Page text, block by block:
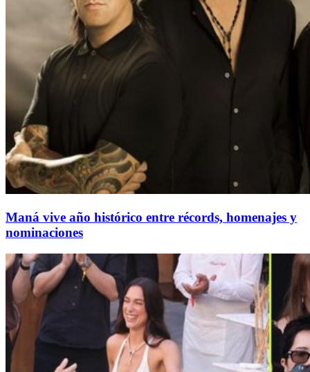
Maná vive año histórico entre récords, homenajes y
nominaciones